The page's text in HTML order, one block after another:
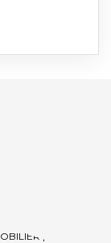
| Raison